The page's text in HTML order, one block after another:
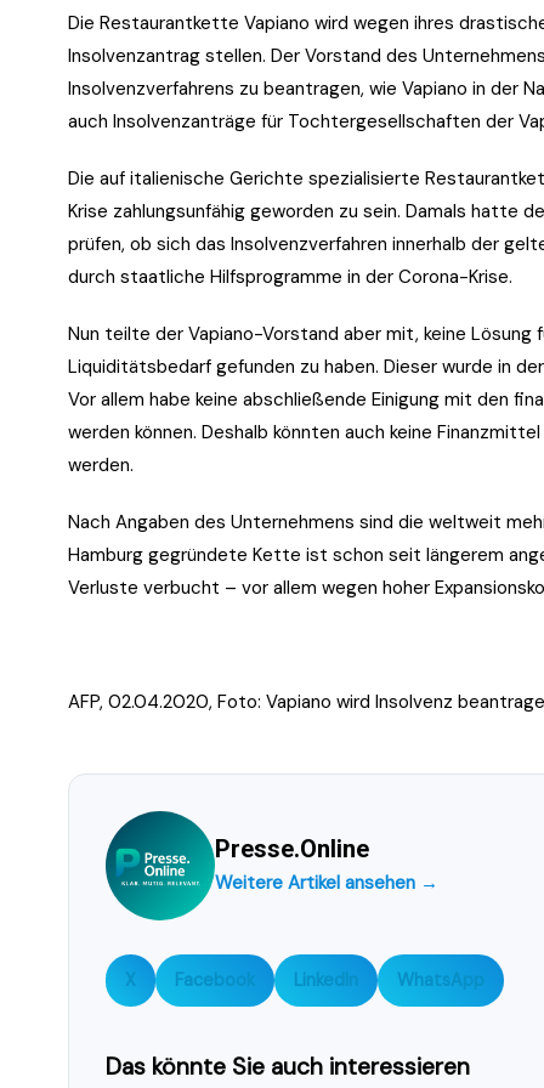
Die Restaurantkette Vapiano wird wegen ihres
Insolvenzantrag stellen. Der Vorstand des
Insolvenzverfahrens zu beantragen, wie Vapiano in
auch Insolvenzanträge für Tochtergesellschaften der
Die auf italienische Gerichte spezialisierte
Krise zahlungsunfähig geworden zu sein. Damals hatte
prüfen, ob sich das Insolvenzverfahren innerhalb der
durch staatliche Hilfsprogramme in der Corona-Krise.
Nun teilte der Vapiano-Vorstand aber mit, keine
Liquiditätsbedarf gefunden zu haben. Dieser wurde in
Vor allem habe keine abschließende Einigung mit den
werden können. Deshalb könnten auch keine
werden.
Nach Angaben des Unternehmens sind die weltweit
Hamburg gegründete Kette ist schon seit längerem
Verluste verbucht – vor allem wegen hoher
AFP, 02.04.2020, Foto: Vapiano wird Insolvenz
Presse.Online
Weitere Artikel ansehen →
X Facebook LinkedIn WhatsApp
Das könnte Sie auch interessieren